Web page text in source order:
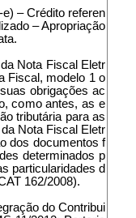
– Crédito referen
– Apropriação
Nota Fiscal Eletr
Fiscal, modelo 1 o
obrigações ac
como antes, as e
tributária para as
Nota Fiscal Eletr
dos documentos f
determinados p
particularidades d
162/2008).
do Contribui